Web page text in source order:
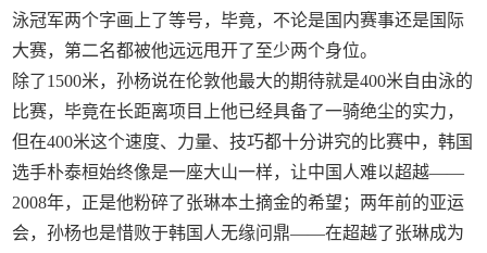
泳冠军两个字画上了等号，毕竟，不论是国内赛事还是国际
大赛，第二名都被他远远甩开了至少两个身位。
除了1500米，孙杨说在伦敦他最大的期待就是400米自由泳的
比赛，毕竟在长距离项目上他已经具备了一骑绝尘的实力，
但在400米这个速度、力量、技巧都十分讲究的比赛中，韩国
选手朴泰桓始终像是一座大山一样，让中国人难以超越——
2008年，正是他粉碎了张琳本土摘金的希望；两年前的亚运
会，孙杨也是惜败于韩国人无缘问鼎——在超越了张琳成为